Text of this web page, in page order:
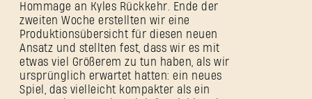
Hommage an Kyles Rückkehr. Ende der
zweiten Woche erstellten wir eine
Produktionsübersicht für diesen neuen
Ansatz und stellten fest, dass wir es mit
etwas viel Größerem zu tun haben, als wir
ursprünglich erwartet hatten: ein neues
Spiel, das vielleicht kompakter als ein